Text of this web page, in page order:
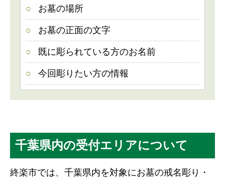
お墓の場所
お墓の正面の文字
既に彫られている方のお名前
今回彫りたい方の情報
千葉県内の受付エリアについて
終楽市では、千葉県内を対象にお墓の戒名彫り・